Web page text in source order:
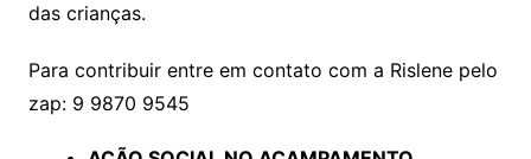
das crianças.
Para contribuir entre em contato com a Rislene pelo
zap: 9 9870 9545